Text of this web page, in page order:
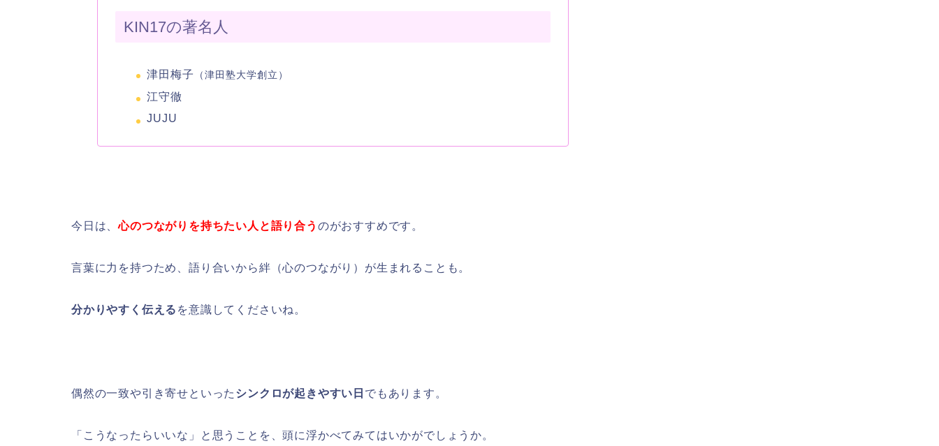
KIN17の著名人
津田梅子 （津田塾大学創立）
江守徹
JUJU
今日は、心のつながりを持ちたい人と語り合う のがおすすめです。
言葉に力を持つため、語り合いから絆（心のつながり）が生まれることも。
分かりやすく伝える を意識してくださいね。
偶然の一致や引き寄せといった シンクロが起きやすい日 でもあります。
「こうなったらいいな」と思うことを、頭に浮かべてみてはいかがでしょうか。